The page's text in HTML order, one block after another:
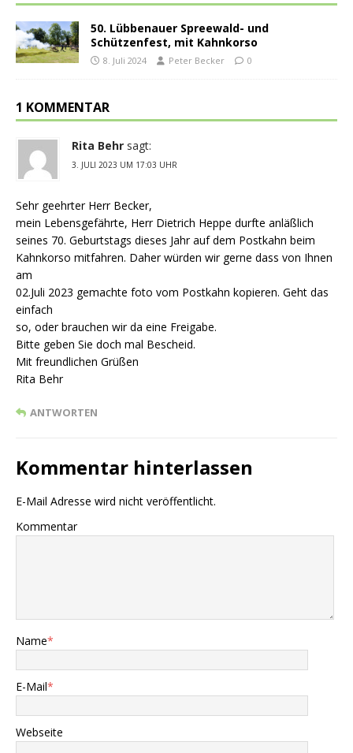
50. Lübbenauer Spreewald- und
Schützenfest, mit Kahnkorso
8. Juli 2024 Peter Becker 0
1 KOMMENTAR
Rita Behr sagt:
3. JULI 2023 UM 17:03 UHR
Sehr geehrter Herr Becker,
mein Lebensgefährte, Herr Dietrich Heppe durfte anläßlich
seines 70. Geburtstags dieses Jahr auf dem Postkahn beim
Kahnkorso mitfahren. Daher würden wir gerne dass von Ihnen
am
02.Juli 2023 gemachte foto vom Postkahn kopieren. Geht das
einfach
so, oder brauchen wir da eine Freigabe.
Bitte geben Sie doch mal Bescheid.
Mit freundlichen Grüßen
Rita Behr
ANTWORTEN
Kommentar hinterlassen
E-Mail Adresse wird nicht veröffentlicht.
Kommentar
Name*
E-Mail*
Webseite